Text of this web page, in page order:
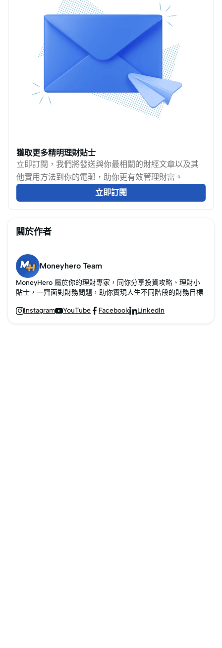
要全面了解各種免稅額
及扣稅項目，並且及早
部署。讓MoneyHero一
文拆解香港稅務規劃的
精髓，了解自己的稅務
狀況和各項免稅額資
格，輕鬆應對2025年報
稅季！
到俗稱「綠色炸彈」的
個別人士報稅表，不代
表一定需要交稅；是否
有薪俸稅應繳，須視乎
入息、可扣除項目、免
稅額及稅務寬減而定。
即使收入低於免稅額，
只要收到報稅表，仍須
依時填妥並交回。本文
稅日期與主要繳款渠
道，亦會說明無力交
稅、評稅有誤及遲交稅
時應如何處理。
獲取更多精明理財貼士
立即訂閱，我們將發送與你最相關的財經文章以及其
他實用方法到你的電郵，助你更有效管理財富。
立即訂閱
關於作者
Moneyhero Team
MoneyHero 屬於你的理財專家，同你分享投資攻略、理財小
貼士，一齊面對財務問題，助你實現人生不同階段的財務目標
InstagramYouTube  FacebookLinkedIn